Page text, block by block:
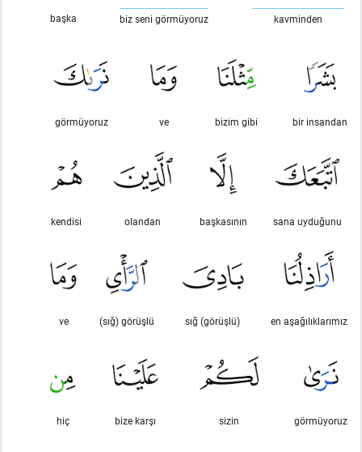
kavminden
biz seni görmüyoruz
başka
bir insandan
bizim gibi
ve
görmüyoruz
sana uyduğunu
başkasının
olandan
kendisi
en aşağılıklarımız
sığ (görüşlü)
(sığ) görüşlü
ve
görmüyoruz
sizin
bize karşı
hiç